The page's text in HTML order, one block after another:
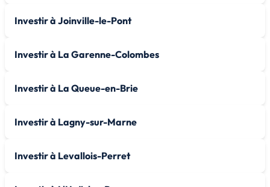
Investir à Joinville-le-Pont
Investir à La Garenne-Colombes
Investir à La Queue-en-Brie
Investir à Lagny-sur-Marne
Investir à Levallois-Perret